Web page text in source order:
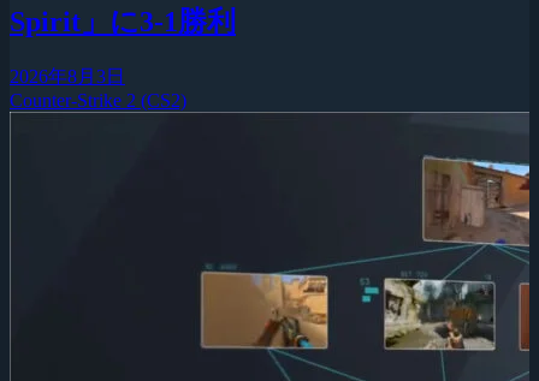
Spirit」に3-1勝利
2026年8月3日
Counter-Strike 2 (CS2)